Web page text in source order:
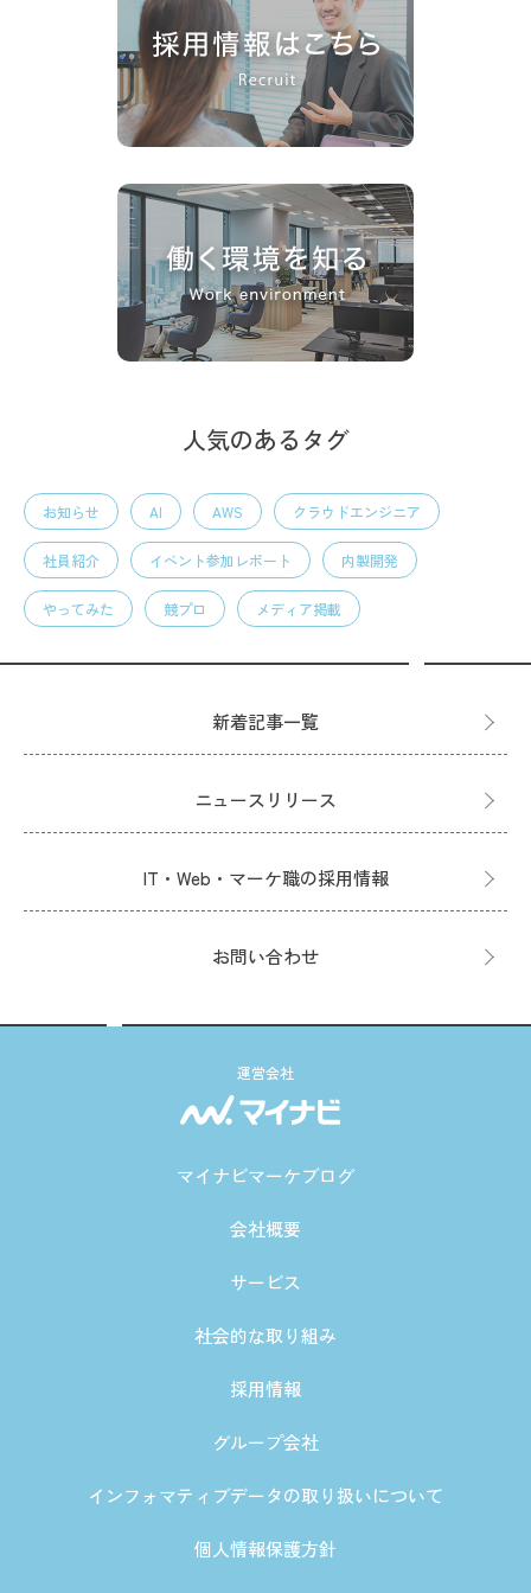
人気のあるタグ
お知らせ AI AWS クラウドエンジニア
社員紹介 イベント参加レポート 内製開発
やってみた 競プロ メディア掲載
新着記事一覧
ニュースリリース
IT・Web・マーケ職の採用情報
お問い合わせ
運営会社
マイナビマーケブログ
会社概要
サービス
社会的な取り組み
採用情報
グループ会社
インフォマティブデータの取り扱いについて
個人情報保護方針